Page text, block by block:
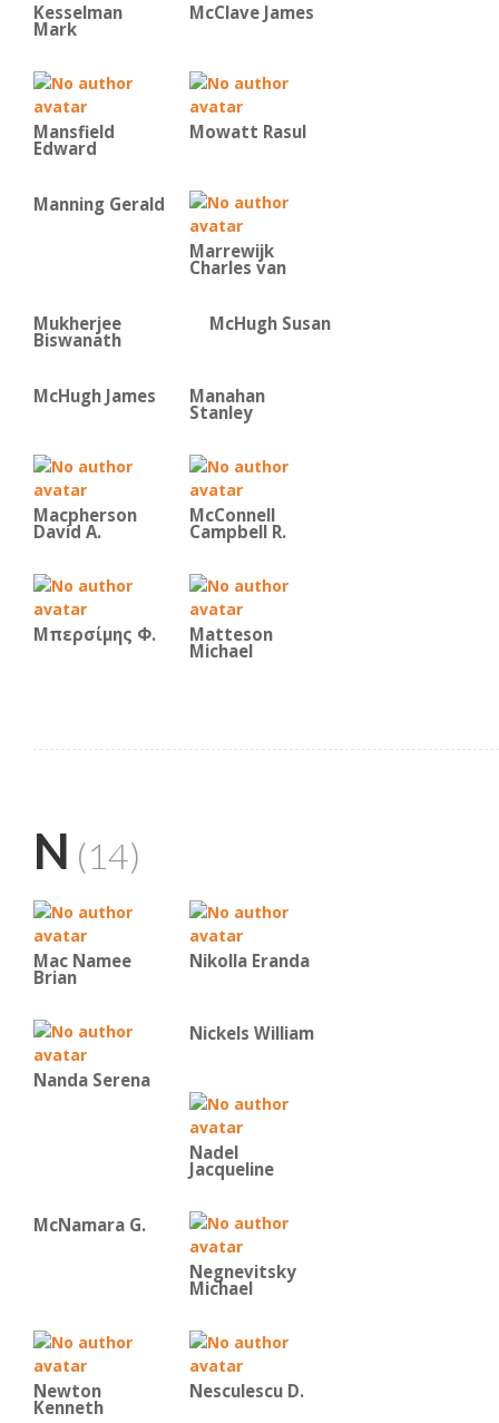
Kesselman
Mark
McClave James
Mansfield
Edward
Mowatt Rasul
Manning Gerald
Marrewijk
Charles van
Mukherjee
Biswanath
McHugh Susan
McHugh James Manahan
Stanley
Macpherson
David A.
McConnell
Campbell R.
Μπερσίμης Φ. Matteson
Michael
N (14)
Mac Namee
Brian
Nikolla Eranda
Nanda Serena
Nickels William
Nadel
Jacqueline
McNamara G.
Negnevitsky
Michael
Newton
Kenneth
Nesculescu D.